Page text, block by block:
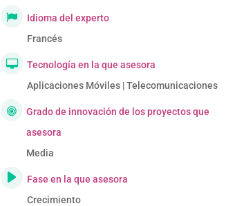
Idioma del experto
Francés
Tecnología en la que asesora
Aplicaciones Móviles | Telecomunicaciones
Grado de innovación de los proyectos que
asesora
Media
Fase en la que asesora
Crecimiento